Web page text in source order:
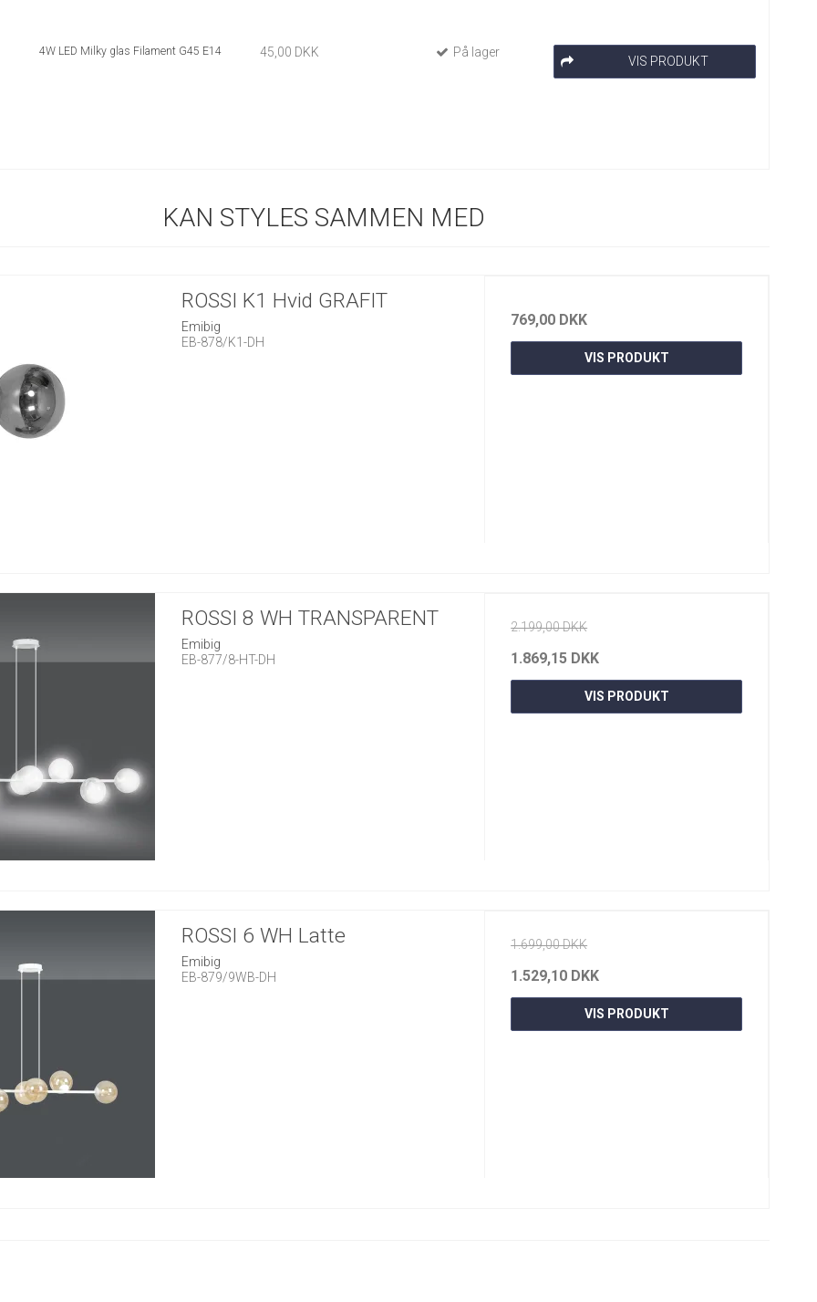
4W LED Milky glas Filament G45 E14 45,00 DKK På lager
VIS PRODUKT
KAN STYLES SAMMEN MED
ROSSI K1 Hvid GRAFIT
Emibig
EB-878/K1-DH
769,00 DKK
VIS PRODUKT
ROSSI 8 WH TRANSPARENT
Emibig
EB-877/8-HT-DH
2.199,00 DKK
1.869,15 DKK
VIS PRODUKT
ROSSI 6 WH Latte
Emibig
EB-879/9WB-DH
1.699,00 DKK
1.529,10 DKK
VIS PRODUKT